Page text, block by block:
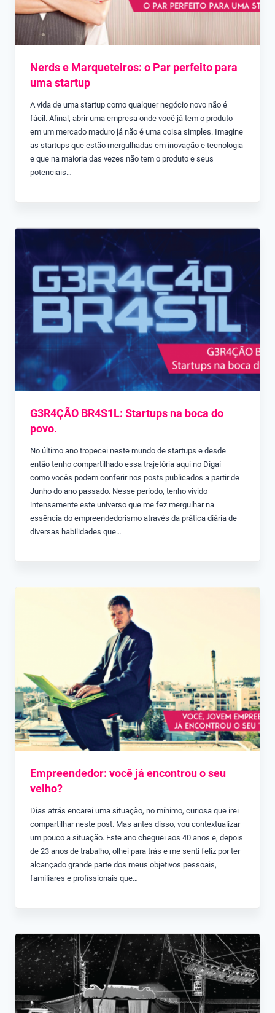
Nerds e Marqueteiros: o Par perfeito para
uma startup
A vida de uma startup como qualquer negócio novo não é
fácil. Afinal, abrir uma empresa onde você já tem o produto
em um mercado maduro já não é uma coisa simples. Imagine
as startups que estão mergulhadas em inovação e tecnologia
e que na maioria das vezes não tem o produto e seus
potenciais…
G3R4ÇÃO BR4S1L: Startups na boca do
povo.
No último ano tropecei neste mundo de startups e desde
então tenho compartilhado essa trajetória aqui no Digaí –
como vocês podem conferir nos posts publicados a partir de
Junho do ano passado. Nesse período, tenho vivido
intensamente este universo que me fez mergulhar na
essência do empreendedorismo através da prática diária de
diversas habilidades que…
Empreendedor: você já encontrou o seu
velho?
Dias atrás encarei uma situação, no mínimo, curiosa que irei
compartilhar neste post. Mas antes disso, vou contextualizar
um pouco a situação. Este ano cheguei aos 40 anos e, depois
de 23 anos de trabalho, olhei para trás e me senti feliz por ter
alcançado grande parte dos meus objetivos pessoais,
familiares e profissionais que…